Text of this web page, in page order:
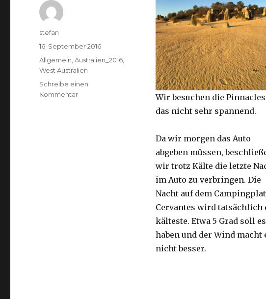
Wir besuchen die
das nicht sehr spannend.
Da wir morgen das Auto
abgeben müssen,
wir trotz Kälte die letzte
im Auto zu verbringen. Die
Nacht auf dem
Cervantes wird tatsächlich
kälteste. Etwa 5 Grad soll es
haben und der Wind macht
nicht besser.
Autor
stefan
Veröffentlicht
am
16. September 2016
Kategorien
Allgemein,Australien_2016,
West Australien
Schreibe einen
Kommentarzu